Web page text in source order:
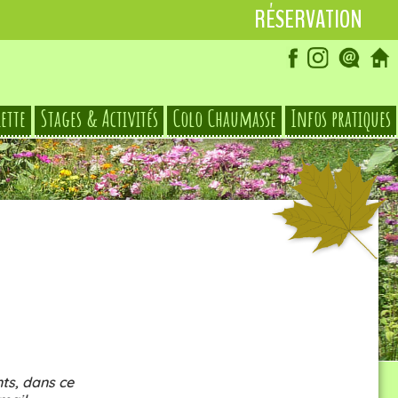
RÉSERVATION
Stages & Activités Colo Chaumasse Infos pratiques
dans ce